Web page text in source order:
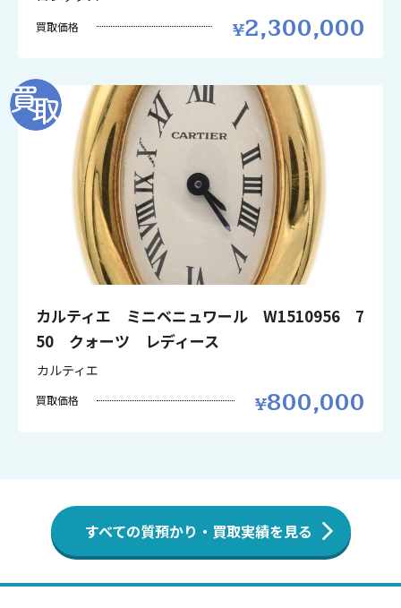
買取価格 2,300,000
カルティエ ミニベニュワール W1510956 7
50 クォーツ レディース
カルティエ
買取価格 800,000
すべての質預かり・買取実績を見る